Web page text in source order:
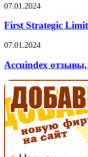
нет?
First
Limited
платят
нет?
07.01.2024
First Strategic
Accuindex
платят
или
нет?
07.01.2024
Accuindex